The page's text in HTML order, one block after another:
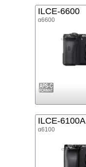
ILCE-6600
α6600
ILCE-6100A
α6100